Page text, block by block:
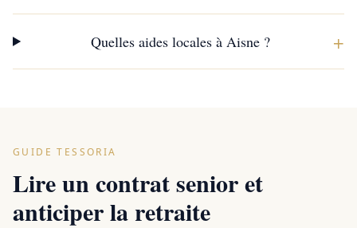
Quelles aides locales à Aisne ? +
GUIDE TESSORIA
Lire un contrat senior et
anticiper la retraite